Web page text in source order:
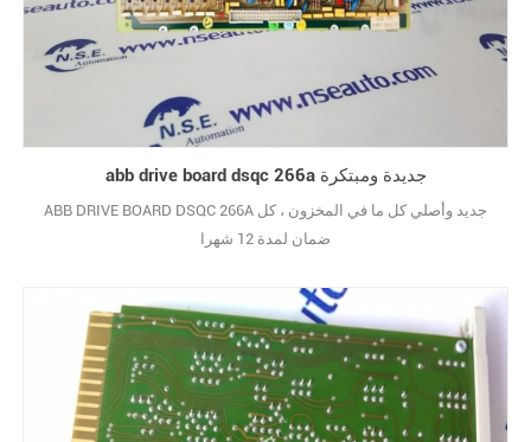
abb drive board dsqc 266a جديدة ومبتكرة
ABB DRIVE BOARD DSQC 266A جديد وأصلي كل ما في المخزون ، كل
ضمان لمدة 12 شهرا